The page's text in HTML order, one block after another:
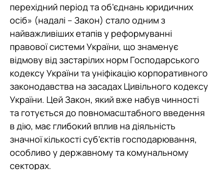
перехідний період та об’єднань юридичних
осіб» (надалі – Закон) стало одним з
найважливіших етапів у реформуванні
правової системи України, що знаменує
відмову від застарілих норм Господарського
кодексу України та уніфікацію корпоративного
законодавства на засадах Цивільного кодексу
України. Цей Закон, який вже набув чинності
та готується до повномасштабного введення
в дію, має глибокий вплив на діяльність
значної кількості суб’єктів господарювання,
особливо у державному та комунальному
секторах.